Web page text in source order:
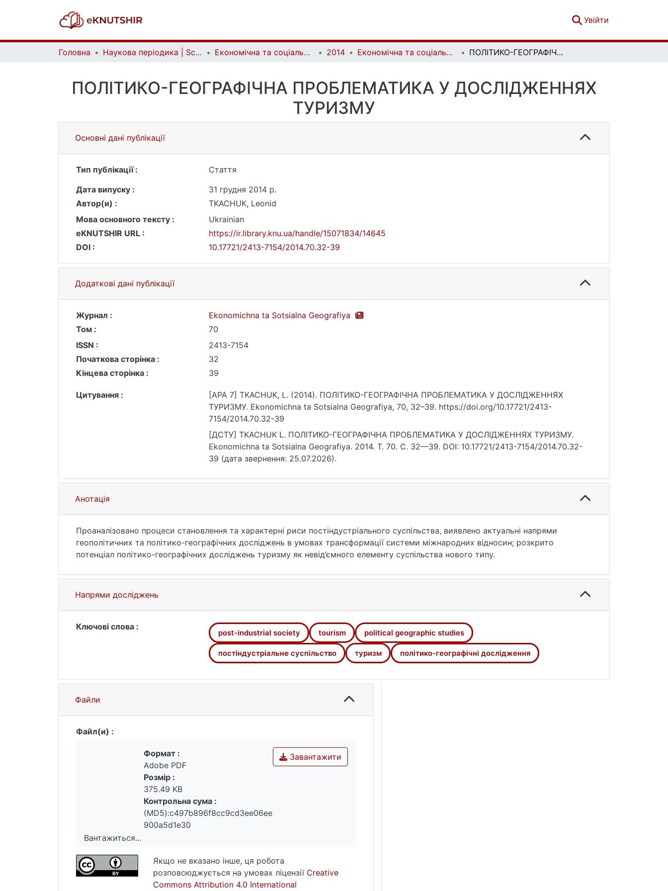
Увійти
Головна Наукова періодика | Scientific periodicals Економічна та соціальна географія | Ekonomichna ta Sotsialna Geografiya 2014 Економічна та соціальна географія. Випуск 70 ПОЛІТИКО-ГЕОГРАФІЧНА ПРОБЛЕМАТИКА У ДОСЛІДЖЕННЯХ ТУРИЗМУ
ПОЛІТИКО-ГЕОГРАФІЧНА ПРОБЛЕМАТИКА У ДОСЛІДЖЕННЯХ
ТУРИЗМУ
Основні дані публікації
Тип публікації :
Стаття
Дата випуску :
31 грудня 2014 р.
Автор(и) :
TKACHUK, Leonid
Мова основного тексту :
Ukrainian
eKNUTSHIR URL :
https://ir.library.knu.ua/handle/15071834/14645
DOI :
10.17721/2413-7154/2014.70.32-39
Додаткові дані публікації
Журнал :
Ekonomichna ta Sotsialna Geografiya
Том :
70
ISSN :
2413-7154
Початкова сторінка :
32
Кінцева сторінка :
39
Цитування :
[APA 7] TKACHUK, L. (2014). ПОЛІТИКО-ГЕОГРАФІЧНА ПРОБЛЕМАТИКА У ДОСЛІДЖЕННЯХ
ТУРИЗМУ. Ekonomichna ta Sotsialna Geografiya, 70, 32–39. https://doi.org/10.17721/2413-
7154/2014.70.32-39
[ДСТУ] TKACHUK L. ПОЛІТИКО-ГЕОГРАФІЧНА ПРОБЛЕМАТИКА У ДОСЛІДЖЕННЯХ ТУРИЗМУ.
Ekonomichna ta Sotsialna Geografiya. 2014. Т. 70. С. 32—39. DOI: 10.17721/2413-7154/2014.70.32-
39 (дата звернення: 25.07.2026).
Анотація
Проаналізовано процеси становлення та характерні риси постіндустріального суспільства, виявлено актуальні напрями
геополітичних та політико-географічних досліджень в умовах трансформації системи міжнародних відносин; розкрито
потенціал політико-географічних досліджень туризму як невід’ємного елементу суспільства нового типу.
Напрями досліджень
Ключові слова :
post-industrial society tourism political geographic studies
постіндустріальне суспільство туризм політико-географічні дослідження
Файли
Файл(и) :
Вантажиться...
Вантажиться...
Завантажити
Формат :
Adobe PDF
Розмір :
375.49 KB
Контрольна сума :
(MD5):c497b896f8cc9cd3ee06ee
900a5d1e30
Якщо не вказано інше, ця робота
розповсюджується на умовах ліцензії Creative
Commons Attribution 4.0 International